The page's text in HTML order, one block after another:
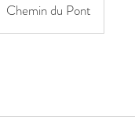
Chemin du Pont